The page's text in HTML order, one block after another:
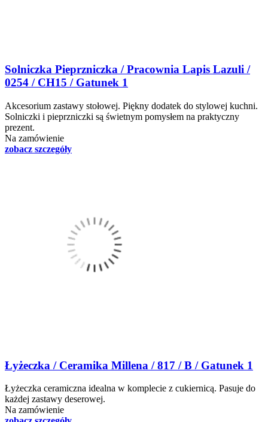
Solniczka Pieprzniczka / Pracownia Lapis Lazuli /
0254 / CH15 / Gatunek 1
Akcesorium zastawy stołowej. Piękny dodatek do stylowej kuchni.
Solniczki i pieprzniczki są świetnym pomysłem na praktyczny
prezent.
Na zamówienie
zobacz szczegóły
Łyżeczka / Ceramika Millena / 817 / B / Gatunek 1
Łyżeczka ceramiczna idealna w komplecie z cukiernicą. Pasuje do
każdej zastawy deserowej.
Na zamówienie